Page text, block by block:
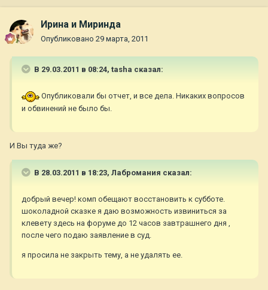
Ирина и Миринда
Опубликовано 29 марта, 2011
В 29.03.2011 в 08:24, tasha сказал:
Опубликовали бы отчет, и все дела. Никаких вопросов
и обвинений не было бы.
И Вы туда же?
В 28.03.2011 в 18:23, Лабромания сказал:
добрый вечер! комп обещают восстановить к субботе.
шоколадной сказке я даю возможность извиниться за
клевету здесь на форуме до 12 часов завтрашнего дня ,
после чего подаю заявление в суд.
я просила не закрыть тему, а не удалять ее.